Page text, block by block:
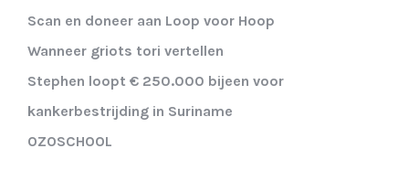
Scan en doneer aan Loop voor Hoop
Wanneer griots tori vertellen
Stephen loopt € 250.000 bijeen voor
kankerbestrijding in Suriname
OZOSCHOOL